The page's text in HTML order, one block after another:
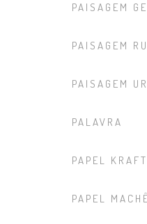
PAISAGEM
PAISAGEM
PAISAGEM
PALAVRA
PAPEL KRAFT
PAPEL MACHÊ